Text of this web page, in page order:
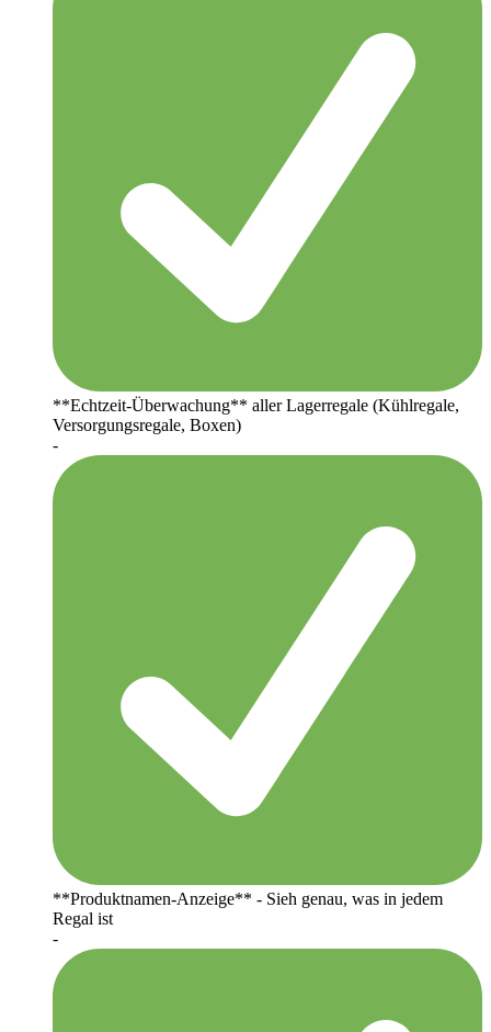
**Echtzeit-Überwachung** aller Lagerregale (Kühlregale,
Versorgungsregale, Boxen)
-
**Produktnamen-Anzeige** - Sieh genau, was in jedem
Regal ist
-